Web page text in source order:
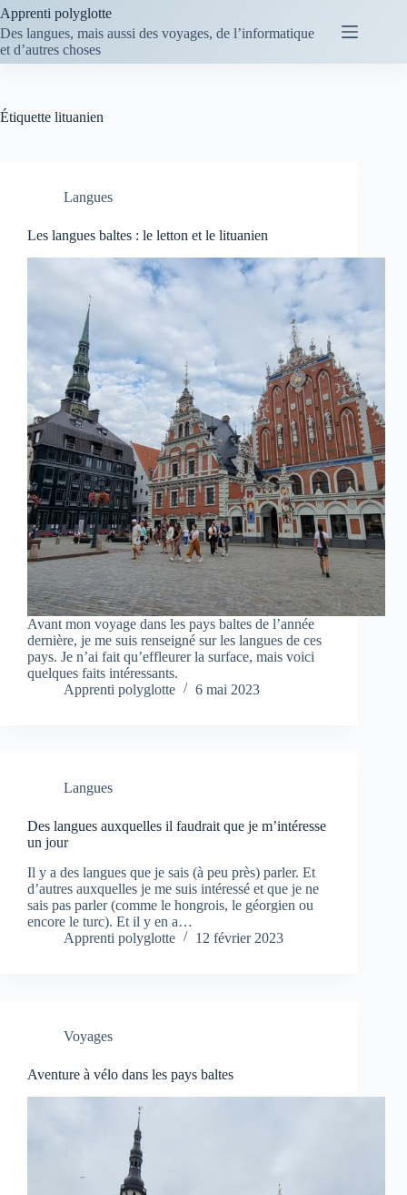
Passer
au
contenu
Apprenti polyglotte
Des langues, mais aussi des voyages, de l’informatique
et d’autres choses
Étiquette lituanien
Langues
Les langues baltes : le letton et le lituanien
Avant mon voyage dans les pays baltes de l’année
dernière, je me suis renseigné sur les langues de ces
pays. Je n’ai fait qu’effleurer la surface, mais voici
quelques faits intéressants.
Apprenti polyglotte
6 mai 2023
Langues
Des langues auxquelles il faudrait que je m’intéresse
un jour
Il y a des langues que je sais (à peu près) parler. Et
d’autres auxquelles je me suis intéressé et que je ne
sais pas parler (comme le hongrois, le géorgien ou
encore le turc). Et il y en a…
Apprenti polyglotte
12 février 2023
Voyages
Aventure à vélo dans les pays baltes